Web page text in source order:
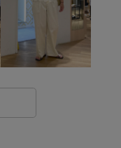
ウエストマーク
ル カラーニット
コットン100%
シンプル
スタイリング